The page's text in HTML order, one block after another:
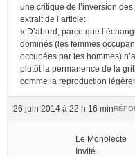
une critique de l’inversion
extrait de l’article:
« D’abord, parce que
dominés (les femmes
occupées par les hommes)
plutôt la permanence de la
comme la reproduction
26 juin 2014 à 22 h 16 min
Le Monolecte
Invité